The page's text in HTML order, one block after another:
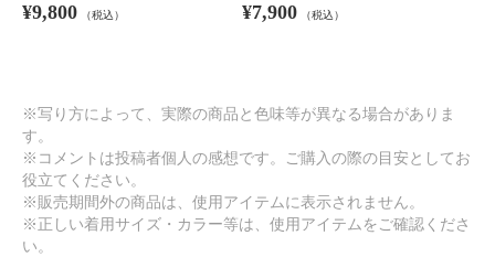
¥9,800 （税込） ¥7,900 （税込）
※写り方によって、実際の商品と色味等が異なる場合がありま
す。
※コメントは投稿者個人の感想です。ご購入の際の目安としてお
役立てください。
※販売期間外の商品は、使用アイテムに表示されません。
※正しい着用サイズ・カラー等は、使用アイテムをご確認くださ
い。